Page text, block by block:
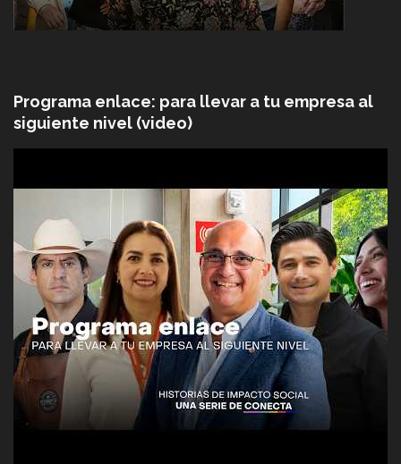
Programa enlace: para llevar a tu empresa al
siguiente nivel (video)